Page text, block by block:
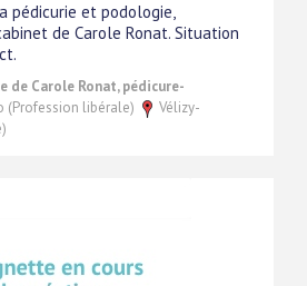
pédicurie et podologie,
de Carole Ronat. Situation
de Carole Ronat, pédicure-
(Profession libérale)
Vélizy-